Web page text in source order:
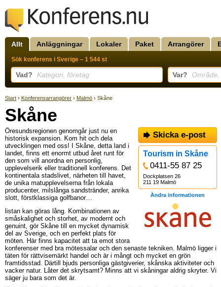
Allt Anläggningar Lokaler Paket Arrangörer
Sök konferens i Sverige – 1 544 st
Vad? Kategori, företag Var?
Start › Konferensarrangörer › Malmö › Skåne
Skåne
Skicka e-post
Tourism in Skåne
0411-55 87 25
Dockplatsen 26
211 19 Malmö
Ändra informationen
Öresundsregionen genomgår just nu en
historisk expansion. Kom hit och dela
utvecklingen med oss! I Skåne, detta land i
landet, finns ett enormt utbud året runt för
den som vill anordna en personlig,
upplevelserik eller traditionell konferens. Det
kontinentala stadslivet, närheten till havet,
de unika matupplevelserna från lokala
producenter, milslånga sandstränder, anrika
slott, förstklassiga golfbanor…
listan kan göras lång. Kombinationen av
småskalighet och storhet, av modernt och
genuint, gör Skåne till en mycket dynamisk
del av Sverige, och en perfekt plats för
möten. Här finns kapacitet att ta emot stora
konferenser med bra mötessalar och den senaste tekniken. Malmö ligger i
täten för rättvisemärkt handel och är i mångt och mycket en grön
framtidsstad. Därtill bjuds personliga gästgiverier, skånska aktiviteter och
vacker natur. Låter det skrytsamt? Minns att vi skåningar aldrig skryter. Vi
säger ju bara som det är.